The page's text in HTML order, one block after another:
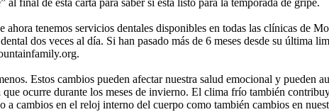
ahora tenemos servicios dentales disponibles en todas las clínicas de
dos veces al día. Si han pasado más de 6 meses desde su última
Estos cambios pueden afectar nuestra salud emocional y pueden
ocurre durante los meses de invierno. El clima frío también
cambios en el reloj interno del cuerpo como también cambios en